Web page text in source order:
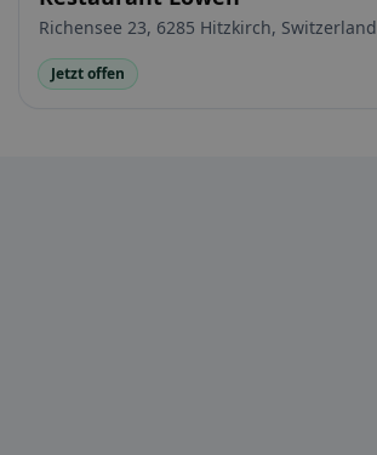
Richensee 23, 6285 Hitzkirch, Switzerland
Jetzt offen